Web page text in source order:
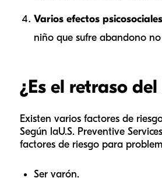
Varios efectos psicosociales
niño que sufre abandono
¿Es el retraso
Existen varios factores de
Según laU.S. Preventive
factores de riesgo para
Ser varón.